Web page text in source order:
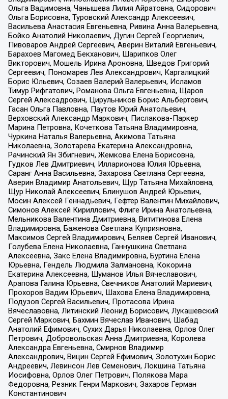
Ольга Вадимовна, Чанышева Лилия Айратовна, Сидорович
Ольга Борисовна, Туровский Александр Алексеевич,
Васильева Анастасия Евгеньевна, Ривина Анна Валерьевна,
Бойко Анатолий Николаевич, Дугин Сергей Георгиевич,
Пивоваров Андрей Сергеевич, Аверин Виталий Евгеньевич,
Барахоев Магомед Бекханович, Шарипков Олег
Викторович, Мошель Ирина Ароновна, Шведов Григорий
Сергеевич, Пономарев Лев Александрович, Каргалицкий
Борис Юльевич, Созаев Валерий Валерьевич, Исламов
Тимур Рифгатович, Романова Ольга Евгеньевна, Щаров
Сергей Алексадрович, Цирульников Борис Альбертович,
Гасан Ольга Павловна, Паутов Юрий Анатольевич,
Верховский Александр Маркович, Пислакова-Паркер
Марина Петровна, Кочеткова Татьяна Владимировна,
Чуркина Наталья Валерьевна, Акимова Татьяна
Николаевна, Золотарева Екатерина Александровна,
Рачинский Ян Збигневич, Жемкова Елена Борисовна,
Гудков Лев Дмитриевич, Илларионова Юлия Юрьевна,
Саранг Анна Васильевна, Захарова Светлана Сергеевна,
Аверин Владимир Анатольевич, Щур Татьяна Михайловна,
Щур Николай Алексеевич, Блинушов Андрей Юрьевич,
Мосин Алексей Геннадьевич, Гефтер Валентин Михайлович,
Симонов Алексей Кириллович, Флиге Ирина Анатольевна,
Мельникова Валентина Дмитриевна, Вититинова Елена
Владимировна, Баженова Светлана Куприяновна,
Максимов Сергей Владимирович, Беляев Сергей Иванович,
Голубева Елена Николаевна, Ганнушкина Светлана
Алексеевна, Закс Елена Владимировна, Буртина Елена
Юрьевна, Гендель Людмила Залмановна, Кокорина
Екатерина Алексеевна, Шуманов Илья Вячеславович,
Арапова Галина Юрьевна, Свечников Анатолий Мариевич,
Прохоров Вадим Юрьевич, Шахова Елена Владимировна,
Подузов Сергей Васильевич, Протасова Ирина
Вячеславовна, Литинский Леонид Борисович, Лукашевский
Сергей Маркович, Бахмин Вячеслав Иванович, Шабад
Анатолий Ефимович, Сухих Дарья Николаевна, Орлов Олег
Петрович, Добровольская Анна Дмитриевна, Королева
Александра Евгеньевна, Смирнов Владимир
Александрович, Вицин Сергей Ефимович, Золотухин Борис
Андреевич, Левинсон Лев Семенович, Локшина Татьяна
Иосифовна, Орлов Олег Петрович, Полякова Мара
Федоровна, Резник Генри Маркович, Захаров Герман
Константинович